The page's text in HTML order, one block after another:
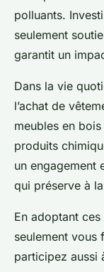
polluants.
seulement
garantit un
Dans la vie
l’achat de
meubles en
produits
un engagement
qui préserve à
En adoptant
seulement vous
participez aussi